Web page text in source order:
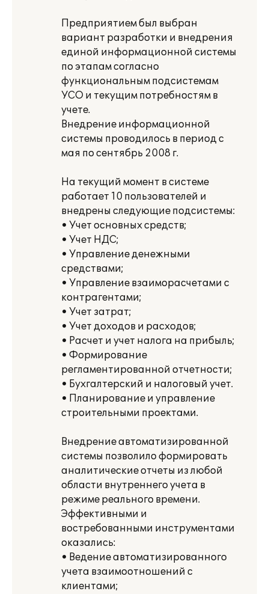
Предприятием был выбран
вариант разработки и внедрения
единой информационной системы
по этапам согласно
функциональным подсистемам
УСО и текущим потребностям в
учете.
Внедрение информационной
системы проводилось в период с
мая по сентябрь 2008 г.
На текущий момент в системе
работает 10 пользователей и
внедрены следующие подсистемы:
• Учет основных средств;
• Учет НДС;
• Управление денежными
средствами;
• Управление взаиморасчетами с
контрагентами;
• Учет затрат;
• Учет доходов и расходов;
• Расчет и учет налога на прибыль;
• Формирование
регламентированной отчетности;
• Бухгалтерский и налоговый учет.
• Планирование и управление
строительными проектами.
Внедрение автоматизированной
системы позволило формировать
аналитические отчеты из любой
области внутреннего учета в
режиме реального времени.
Эффективными и
востребованными инструментами
оказались:
• Ведение автоматизированного
учета взаимоотношений с
клиентами;